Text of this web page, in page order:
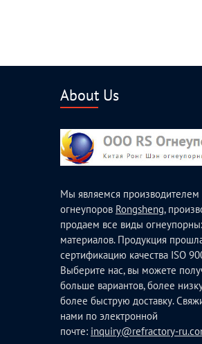
About Us
Мы являемся производителем
огнеупоров Rongsheng,
продаем все виды
материалов. Продукция
сертификацию качества ISO
Выберите нас, вы можете
больше вариантов, более
более быструю доставку.
нами по электронной
почте: inquiry@refractory-